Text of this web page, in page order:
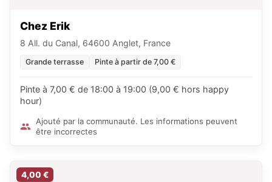
Chez Erik
8 All. du Canal, 64600 Anglet, France
Grande terrasse Pinte à partir de 7,00 €
Pinte à 7,00 € de 18:00 à 19:00 (9,00 € hors happy
hour)
Ajouté par la communauté. Les informations peuvent
être incorrectes
4,00 €